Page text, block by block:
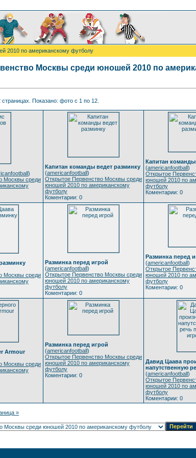
2010 по американскому футболу
Москвы среди юношей 2010 по
Показано: фото с 1 по 12.
)
Москвы среди
Капитан команды ведет разминку
(americanfootball)
Открытое Первенство Москвы среди
юношей 2010 по американскому
футболу
Коментарии: 0
Капитан команды
(americanfootball)
Открытое
юношей 2010 по
футболу
Коментарии: 0
Москвы среди
Разминка перед игрой
(americanfootball)
Открытое Первенство Москвы среди
юношей 2010 по американскому
футболу
Коментарии: 0
Разминка перед
(americanfootball)
Открытое
юношей 2010 по
футболу
Коментарии: 0
Armour
Москвы среди
Разминка перед игрой
(americanfootball)
Открытое Первенство Москвы среди
юношей 2010 по американскому
футболу
Коментарии: 0
Давид Цаава
напутственную
(americanfootball)
Открытое
юношей 2010 по
футболу
Коментарии: 0
»